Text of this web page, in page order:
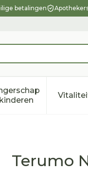
betalingen
en hygiëne
Dieet, voeding
Toon submenu
Blauw 10
Terumo